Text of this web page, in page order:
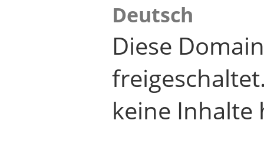
Deutsch
Diese
keine Inhalte